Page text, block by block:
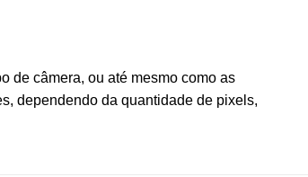
de câmera, ou até mesmo como as
dependendo da quantidade de pixels,